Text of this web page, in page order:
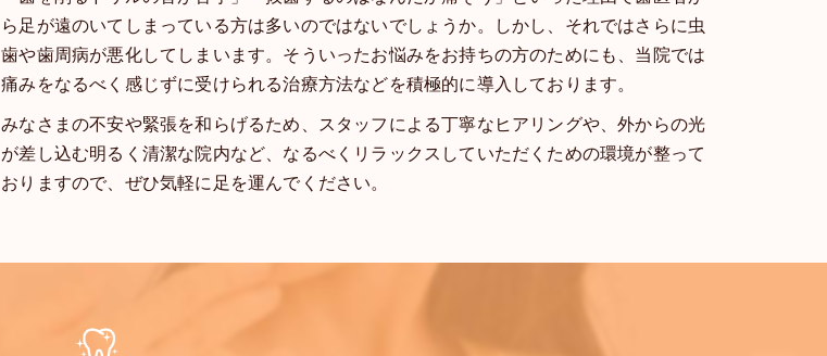
ら足が遠のいてしまっている方は多いのではないでしょうか。しかし、それではさらに虫
歯や歯周病が悪化してしまいます。そういったお悩みをお持ちの方のためにも、当院では
痛みをなるべく感じずに受けられる治療方法などを積極的に導入しております。
みなさまの不安や緊張を和らげるため、スタッフによる丁寧なヒアリングや、外からの光
が差し込む明るく清潔な院内など、なるべくリラックスしていただくための環境が整って
おりますので、ぜひ気軽に足を運んでください。